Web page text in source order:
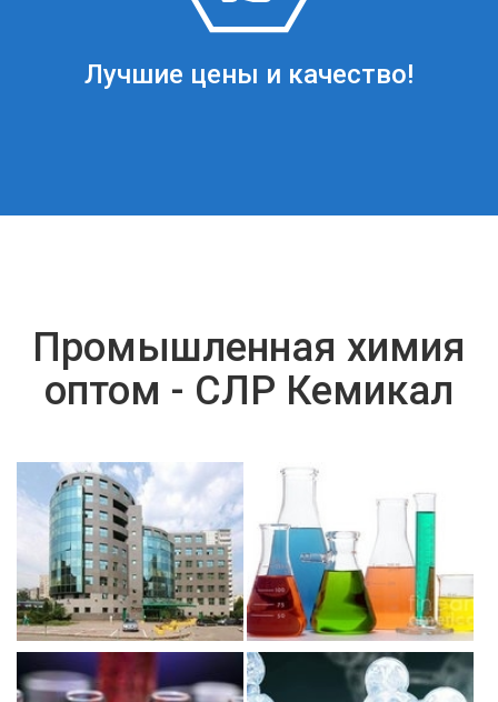
Лучшие цены и качество!
Промышленная химия
оптом - СЛР Кемикал